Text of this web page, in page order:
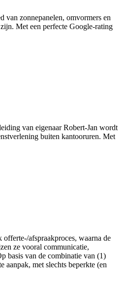
van zonnepanelen, omvormers en
Met een perfecte Google‑rating
van eigenaar Robert‑Jan wordt
buiten kantooruren. Met
afspraakproces, waarna de
ze vooral communicatie,
basis van de combinatie van (1)
met slechts beperkte (en